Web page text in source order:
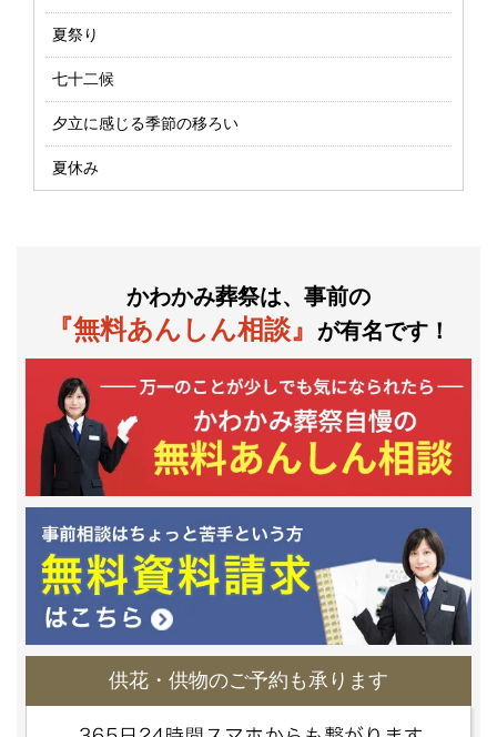
夏祭り
七十二候
夕立に感じる季節の移ろい
夏休み
かわかみ葬祭は、事前の
『無料あんしん相談』 が有名です！
供花・供物のご予約も承ります